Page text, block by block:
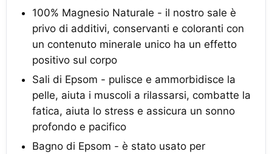
100% Magnesio Naturale - il nostro sale è
privo di additivi, conservanti e coloranti con
un contenuto minerale unico ha un effetto
positivo sul corpo
Sali di Epsom - pulisce e ammorbidisce la
pelle, aiuta i muscoli a rilassarsi, combatte la
fatica, aiuta lo stress e assicura un sonno
profondo e pacifico
Bagno di Epsom - è stato usato per